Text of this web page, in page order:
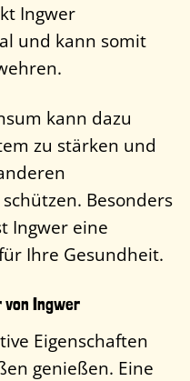
Ingwer
und kann somit
kann dazu
zu stärken und
Besonders
Ingwer eine
Ihre Gesundheit.
von Ingwer
Eigenschaften
genießen. Eine